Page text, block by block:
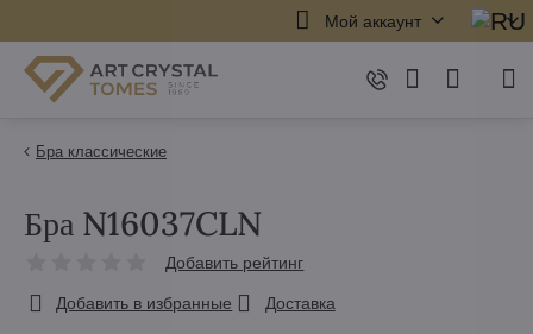
Мой аккаунт
Бра классические
Бра N16037CLN
Добавить рейтинг
Добавить в избранные Доставка